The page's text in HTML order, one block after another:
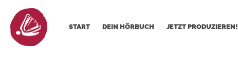
START DEIN HÖRBUCH JETZT PRODUZIEREN!